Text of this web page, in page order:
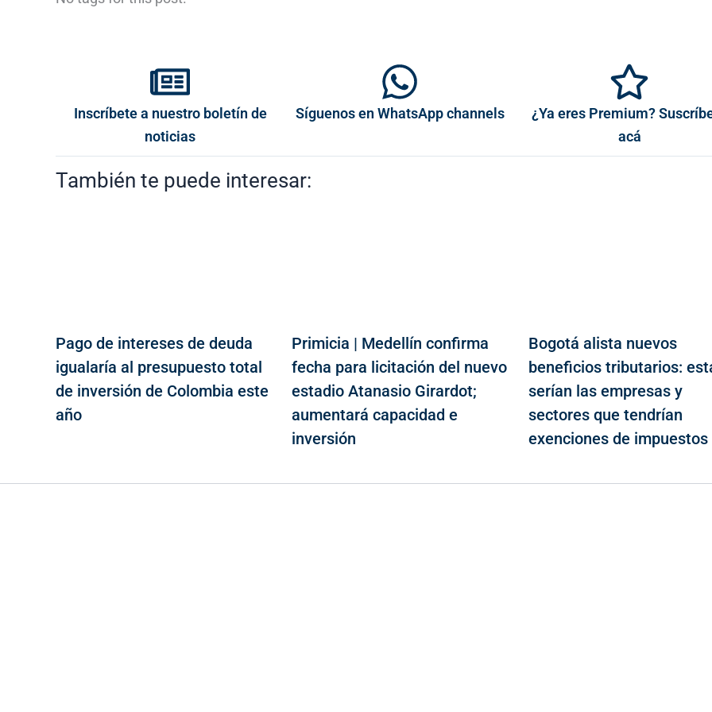
Inscríbete a nuestro boletín de
noticias
Síguenos en WhatsApp channels
¿Ya eres Premium?
acá
También te puede interesar:
Pago de intereses de deuda
igualaría al presupuesto total
de inversión de Colombia este
año
Primicia | Medellín confirma
fecha para licitación del nuevo
estadio Atanasio Girardot;
aumentará capacidad e
inversión
Bogotá alista nuevos
beneficios tributarios:
serían las empresas y
sectores que tendrían
exenciones de impuestos